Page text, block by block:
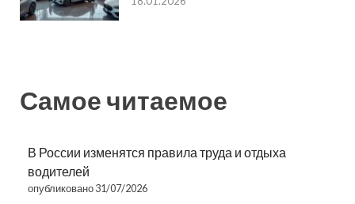
Самое читаемое
В России изменятся правила труда и отдыха
водителей
опубликовано 31/07/2026